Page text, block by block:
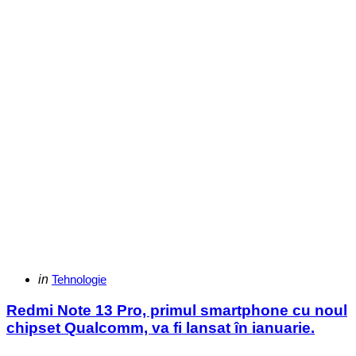
Categories
Posted
in Tehnologie
Redmi Note 13 Pro, primul smartphone cu noul
chipset Qualcomm, va fi lansat în ianuarie.